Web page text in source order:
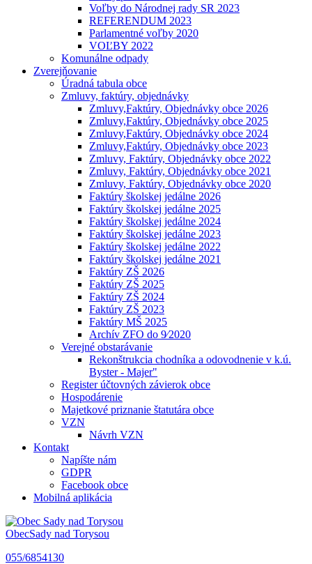
Voľby do Národnej rady SR 2023
REFERENDUM 2023
Parlamentné voľby 2020
VOĽBY 2022
Komunálne odpady
Zverejňovanie
Úradná tabula obce
Zmluvy, faktúry, objednávky
Zmluvy,Faktúry, Objednávky obce 2026
Zmluvy,Faktúry, Objednávky obce 2025
Zmluvy,Faktúry, Objednávky obce 2024
Zmluvy,Faktúry, Objednávky obce 2023
Zmluvy, Faktúry, Objednávky obce 2022
Zmluvy, Faktúry, Objednávky obce 2021
Zmluvy, Faktúry, Objednávky obce 2020
Faktúry školskej jedálne 2026
Faktúry školskej jedálne 2025
Faktúry školskej jedálne 2024
Faktúry školskej jedálne 2023
Faktúry školskej jedálne 2022
Faktúry školskej jedálne 2021
Faktúry ZŠ 2026
Faktúry ZŠ 2025
Faktúry ZŠ 2024
Faktúry ZŠ 2023
Faktúry MŠ 2025
Archív ZFO do 9⁄2020
Verejné obstarávanie
Rekonštrukcia chodníka a odovodnenie v k.ú.
Byster - Majer"
Register účtovných závierok obce
Hospodárenie
Majetkové priznanie štatutára obce
VZN
Návrh VZN
Kontakt
Napíšte nám
GDPR
Facebook obce
Mobilná aplikácia
ObecSady nad Torysou
055/6854130